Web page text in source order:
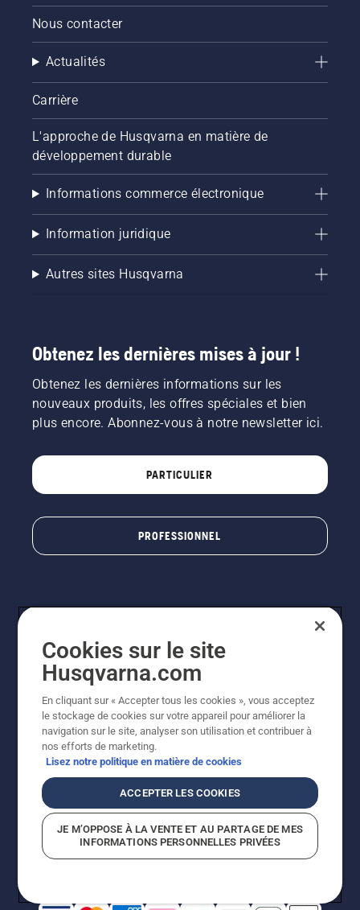
Nous contacter
Actualités
Carrière
L'approche de Husqvarna en matière de
développement durable
Informations commerce électronique
Information juridique
Autres sites Husqvarna
Obtenez les dernières mises à jour !
Obtenez les dernières informations sur les
nouveaux produits, les offres spéciales et bien
plus encore. Abonnez-vous à notre newsletter ici.
PARTICULIER
PROFESSIONNEL
© Husqvarna AB (publ). Tous droits réservés. Les prix
indiqués sont à titre indicatif de Husqvarna Schweiz AG
aux revendeurs participants, prix en CHF, TVA 8,1 % et
TAR incluses. Sous réserve de modification. Tous les
prix indiqués sont des prix de vente recommandés (TVA
incluse), sauf si le produit est disponible pour un achat
Politique relative aux cookiesConditions d'utilisation
Avis de confidentialitéImpressionCGVL Shop en ligne
Signalement de violations présumées
Cookies sur le site
Husqvarna.com
En cliquant sur « Accepter tous les cookies », vous acceptez
le stockage de cookies sur votre appareil pour améliorer la
navigation sur le site, analyser son utilisation et contribuer à
nos efforts de marketing.
Lisez notre politique en matière de cookies
ACCEPTER LES COOKIES
JE M’OPPOSE À LA VENTE ET AU PARTAGE DE MES
INFORMATIONS PERSONNELLES PRIVÉES